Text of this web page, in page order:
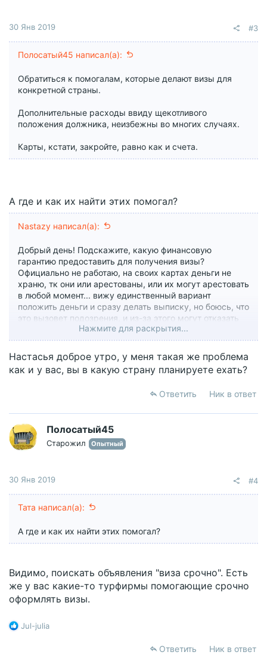
30 Янв 2019 #3
Полосатый45 написал(а):
Обратиться к помогалам, которые делают визы для
конкретной страны.
Дополнительные расходы ввиду щекотливого
положения должника, неизбежны во многих случаях.
Карты, кстати, закройте, равно как и счета.
А где и как их найти этих помогал?
Nastazy написал(а):
Добрый день! Подскажите, какую финансовую
гарантию предоставить для получения визы?
Официально не работаю, на своих картах деньги не
храню, тк они или арестованы, или их могут арестовать
в любой момент... вижу единственный вариант
положить деньги и сразу делать выписку, но боюсь, что
это вызовет подозрения, и из-за этого могут отказать
((( рассматривала вариант спонсорства, но ехать
планирую одна.
кто делал - как?
Нажмите для раскрытия...
Настасья доброе утро, у меня такая же проблема
как и у вас, вы в какую страну планируете ехать?
Ответить Ник в ответ
Полосатый45
Старожил Опытный
30 Янв 2019 #4
Тата написал(а):
А где и как их найти этих помогал?
Видимо, поискать объявления "виза срочно". Есть
же у вас какие-то турфирмы помогающие срочно
оформлять визы.
Р
Jul-julia
Ответить Ник в ответ